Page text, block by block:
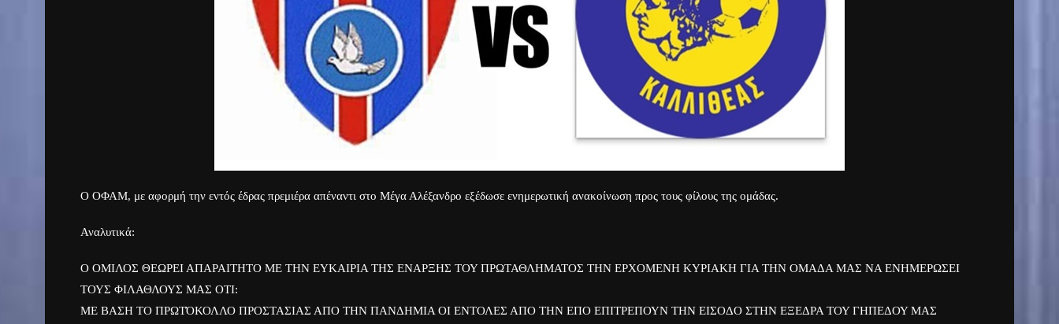
Ο ΟΦΑΜ, με αφορμή την εντός έδρας πρεμιέρα απέναντι στο Μέγα Αλέξανδρο εξέδωσε ενημερωτική ανακοίνωση προς τους φίλους της ομάδας.
Αναλυτικά:
Ο ΟΜΙΛΟΣ ΘΕΩΡΕΙ ΑΠΑΡΑΙΤΗΤΟ ΜΕ ΤΗΝ ΕΥΚΑΙΡΙΑ ΤΗΣ ΕΝΑΡΞΗΣ ΤΟΥ ΠΡΩΤΑΘΛΗΜΑΤΟΣ ΤΗΝ ΕΡΧΟΜΕΝΗ ΚΥΡΙΑΚΗ ΓΙΑ ΤΗΝ ΟΜΑΔΑ ΜΑΣ ΝΑ ΕΝΗΜΕΡΩΣΕΙ
ΤΟΥΣ ΦΙΛΑΘΛΟΥΣ ΜΑΣ ΟΤΙ:
ΜΕ ΒΑΣΗ ΤΟ ΠΡΩΤΌΚΟΛΛΟ ΠΡΟΣΤΑΣΙΑΣ ΑΠΟ ΤΗΝ ΠΑΝΔΗΜΙΑ ΟΙ ΕΝΤΟΛΕΣ ΑΠΟ ΤΗΝ ΕΠΟ ΕΠΙΤΡΕΠΟΥΝ ΤΗΝ ΕΙΣΟΔΟ ΣΤΗΝ ΕΞΕΔΡΑ ΤΟΥ ΓΗΠΕΔΟΥ ΜΑΣ